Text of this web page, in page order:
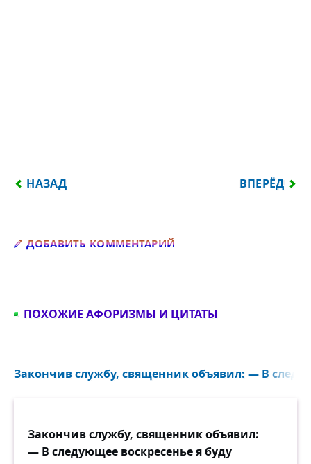
ПРЕДЫДУЩИЙ: СИДИТ ЧУКЧА НА ДЕРЕВЕ, И
НАЗАД ВПЕРЁД
ДОБАВИТЬ КОММЕНТАРИЙ
ПОХОЖИЕ АФОРИЗМЫ И ЦИТАТЫ
Закончив службу, священник объявил: — В
Закончив службу, священник объявил:
— В следующее воскресенье я буду